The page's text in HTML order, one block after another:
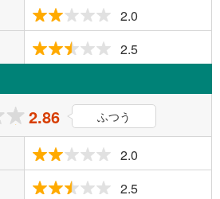
2.0
2.5
2.86 ふつう
2.0
2.5